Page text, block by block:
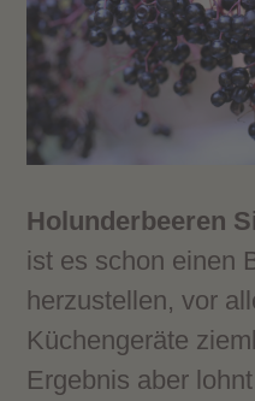
Holunderbeeren
ist es schon einen
herzustellen, vor
Küchengeräte
Ergebnis aber